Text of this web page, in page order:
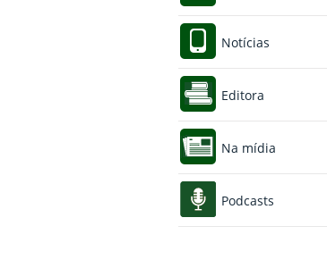
Notícias
Editora
Na mídia
Podcasts